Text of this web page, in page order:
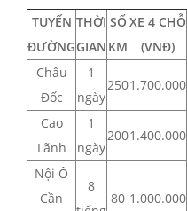
TUYẾN
ĐƯỜNG
THỜI
GIAN
SỐ
KM
XE 4 CHỖ
(VNĐ)
Châu
Đốc
1
ngày
2501.700.000
Cao
Lãnh
1
ngày
2001.400.000
Nội Ô
Cần
8
80 1.000.000